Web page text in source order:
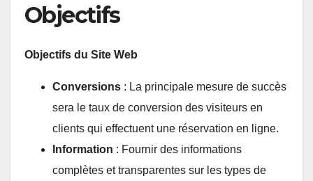
Objectifs
Objectifs du Site Web
Conversions : La principale mesure de succès
sera le taux de conversion des visiteurs en
clients qui effectuent une réservation en ligne.
Information : Fournir des informations
complètes et transparentes sur les types de